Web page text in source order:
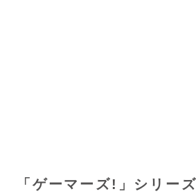
「ゲーマーズ!」シリー